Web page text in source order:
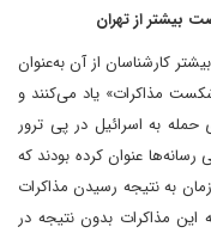
بیشتر از تهران
کارشناسان از آن به‌عنوان
مذاکرات» یاد می‌کنند و
حمله به اسرائیل در پی ترور
عنوان کرده بودند که
به نتیجه رسیدن مذاکرات
مذاکرات بدون نتیجه در